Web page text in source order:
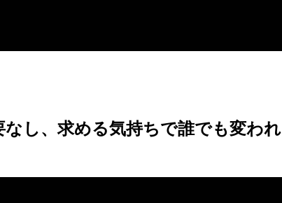
なし、求める気持ちで誰でも変われ